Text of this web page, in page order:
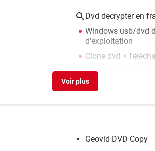
Dvd decrypter en
Windows usb/dvd
d'exploitation
Clone dvd >
Dvd shrink
Geovid DVD Copy